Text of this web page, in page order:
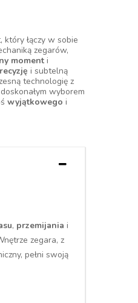
który łączy w sobie
zegarów,
moment i
i subtelną
technologię z
wyborem
wyjątkowego i
, przemijania i
zegara, z
pełni swoją